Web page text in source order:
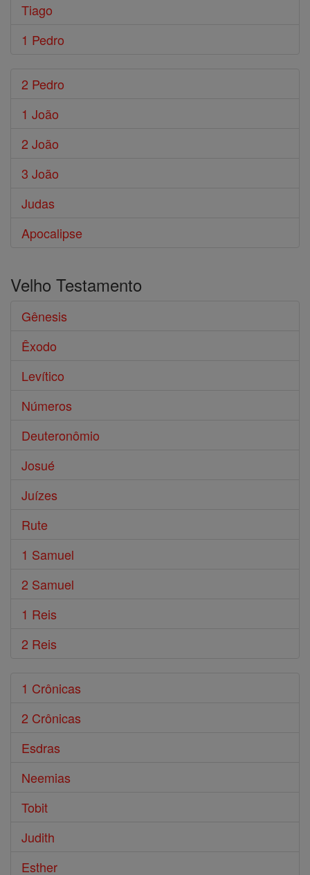
Tiago
1 Pedro
2 Pedro
1 João
2 João
3 João
Judas
Apocalipse
Velho Testamento
Gênesis
Êxodo
Levítico
Números
Deuteronômio
Josué
Juízes
Rute
1 Samuel
2 Samuel
1 Reis
2 Reis
1 Crônicas
2 Crônicas
Esdras
Neemias
Tobit
Judith
Esther